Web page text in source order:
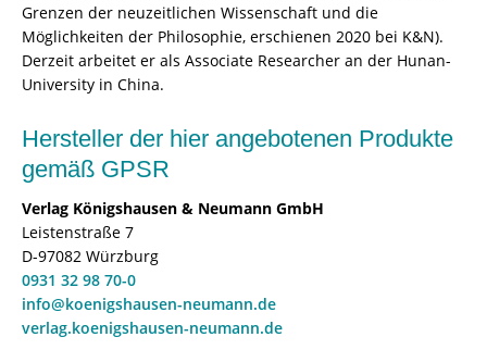
Grenzen der neuzeitlichen Wissenschaft und die
Möglichkeiten der Philosophie, erschienen 2020 bei K&N).
Derzeit arbeitet er als Associate Researcher an der Hunan-
University in China.
Hersteller der hier angebotenen Produkte
gemäß GPSR
Verlag Königshausen & Neumann GmbH
Leistenstraße 7
D-97082 Würzburg
0931 32 98 70-0
info@koenigshausen-neumann.de
verlag.koenigshausen-neumann.de